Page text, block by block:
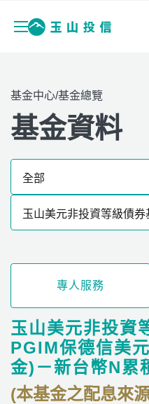
基金中心/基金總覽
基金資料
專人服務
玉山美元非投資
PGIM保德信美
金)－新台幣N累
(本基金之配息來